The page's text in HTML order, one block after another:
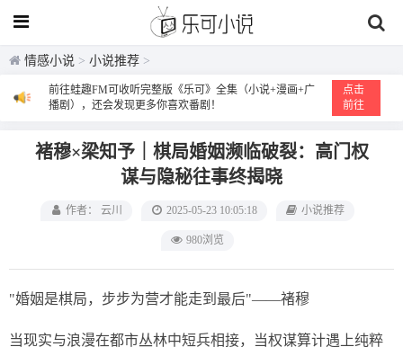
情感小说 > 小说推荐 >
前往蛙趣FM可收听完整版《乐可》全集（小说+漫画+广
播剧），还会发现更多你喜欢番剧！
点击
前往
褚穆×梁知予｜棋局婚姻濒临破裂：高门权
谋与隐秘往事终揭晓
作者： 云川 2025-05-23 10:05:18 小说推荐
980浏览
"婚姻是棋局，步步为营才能走到最后"——褚穆
当现实与浪漫在都市丛林中短兵相接，当权谋算计遇上纯粹